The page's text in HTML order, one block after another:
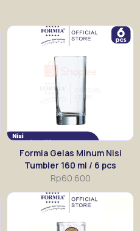
Formia Gelas Minum Nisi
Tumbler 160 ml / 6 pcs
Rp60.600